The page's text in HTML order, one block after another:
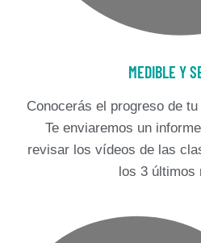
MEDIBLE Y
Conocerás el progreso de
Te enviaremos un
revisar los vídeos de las
los 3 últimos